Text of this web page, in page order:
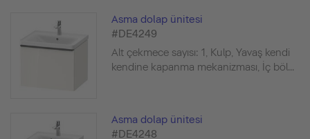
Asma dolap ünitesi
#DE4249
Alt çekmece sayısı: 1, Kulp, Yavaş kendi
kendine kapanma mekanizması, İç böl...
Asma dolap ünitesi
#DE4248